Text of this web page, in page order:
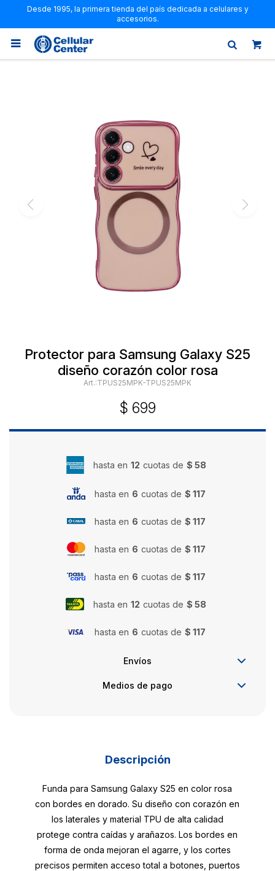
Desde 1995, la primera tienda del país dedicada a celulares y
accesorios.

Protector para Samsung Galaxy S25
diseño corazón color rosa
TPUS25MPK-TPUS25MPK
$ 699
hasta en 12 cuotas de $ 58
hasta en 6 cuotas de $ 117
hasta en 6 cuotas de $ 117
hasta en 6 cuotas de $ 117
hasta en 6 cuotas de $ 117
hasta en 12 cuotas de $ 58
hasta en 6 cuotas de $ 117
Envíos
Medios de pago
Descripción
Funda para Samsung Galaxy S25 en color rosa
con bordes en dorado. Su diseño con corazón en
los laterales y material TPU de alta calidad
protege contra caídas y arañazos. Los bordes en
forma de onda mejoran el agarre, y los cortes
precisos permiten acceso total a botones, puertos